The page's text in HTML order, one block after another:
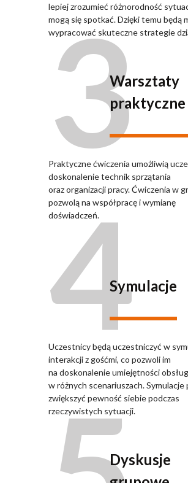
lepiej zrozumieć różnorodność
mogą się spotkać. Dzięki temu będą
wypracować skuteczne strategie
3Warsztaty
praktyczne
Praktyczne ćwiczenia umożliwią
doskonalenie technik sprzątania
oraz organizacji pracy. Ćwiczenia w
pozwolą na współpracę i wymianę
doświadczeń.
4Symulacje
Uczestnicy będą uczestniczyć w
interakcji z gośćmi, co pozwoli im
na doskonalenie umiejętności
w różnych scenariuszach. Symulacje
zwiększyć pewność siebie podczas
rzeczywistych sytuacji.
Dyskusje